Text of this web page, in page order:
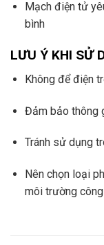
Mạch điện tử
bình
LƯU Ý KHI SỬ
Không để điện
Đảm bảo thông
Tránh sử dụng
Nên chọn loại
môi trường